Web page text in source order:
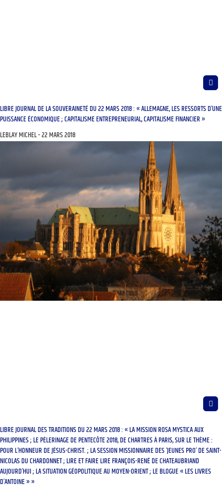
LIBRE JOURNAL DE LA SOUVERAINETÉ DU 22 MARS 2018 : « ALLEMAGNE, LES RESSORTS D’UNE
PUISSANCE ÉCONOMIQUE ; CAPITALISME ENTREPRENEURIAL, CAPITALISME FINANCIER »
LEBLAY MICHEL 22 MARS 2018
LIBRE JOURNAL DES TRADITIONS DU 22 MARS 2018 : « LA MISSION ROSA MYSTICA AUX
PHILIPPINES ; LE PÈLERINAGE DE PENTECÔTE 2018, DE CHARTRES À PARIS, SUR LE THÈME :
POUR L’HONNEUR DE JÉSUS-CHRIST. ; LA SESSION MISSIONNAIRE DES ‘JEUNES PRO’ DE SAINT-
NICOLAS DU CHARDONNET ; LIRE ET FAIRE LIRE FRANÇOIS-RENÉ DE CHATEAUBRIAND
AUJOURD’HUI ; LA SITUATION GÉOPOLITIQUE AU MOYEN-ORIENT ; LE BLOGUE « LES LIVRES
D’ANTOINE » »